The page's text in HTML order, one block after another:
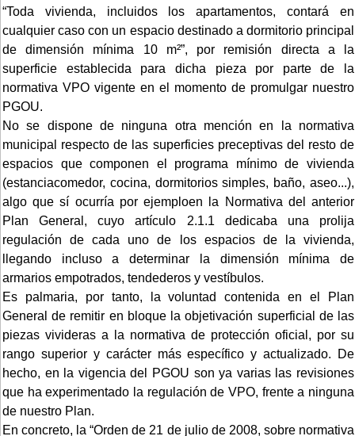
“Toda vivienda, incluidos los apartamentos, contará en
cualquier caso con un espacio destinado a dormitorio principal
de dimensión mínima 10 m²”, por remisión directa a la
superficie establecida para dicha pieza por parte de la
normativa VPO vigente en el momento de promulgar nuestro
PGOU.
No se dispone de ninguna otra mención en la normativa
municipal respecto de las superficies preceptivas del resto de
espacios que componen el programa mínimo de vivienda
(estanciacomedor, cocina, dormitorios simples, baño, aseo...),
algo que sí ocurría por ejemploen la Normativa del anterior
Plan General, cuyo artículo 2.1.1 dedicaba una prolija
regulación de cada uno de los espacios de la vivienda,
llegando incluso a determinar la dimensión mínima de
armarios empotrados, tendederos y vestíbulos.
Es palmaria, por tanto, la voluntad contenida en el Plan
General de remitir en bloque la objetivación superficial de las
piezas vivideras a la normativa de protección oficial, por su
rango superior y carácter más específico y actualizado. De
hecho, en la vigencia del PGOU son ya varias las revisiones
que ha experimentado la regulación de VPO, frente a ninguna
de nuestro Plan.
En concreto, la “Orden de 21 de julio de 2008, sobre normativa